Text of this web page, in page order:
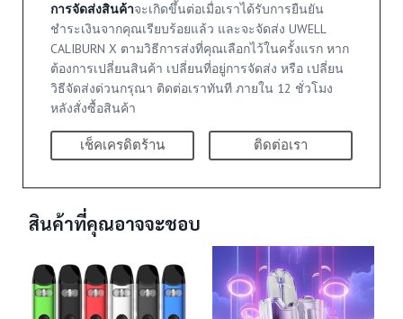
การจัดส่งสินค้าจะเกิดขึ้นต่อเมื่อเราได้รับการยืนยัน
ชำระเงินจากคุณเรียบร้อยแล้ว และจะจัดส่ง UWELL
CALIBURN X ตามวิธีการส่งที่คุณเลือกไว้ในครั้งแรก หาก
ต้องการเปลี่ยนสินค้า เปลี่ยนที่อยู่การจัดส่ง หรือ เปลี่ยน
วิธีจัดส่งด่วนกรุณา ติดต่อเราทันที ภายใน 12 ชั่วโมง
หลังสั่งซื้อสินค้า
เช็คเครดิตร้าน ติดต่อเรา
สินค้าที่คุณอาจจะชอบ